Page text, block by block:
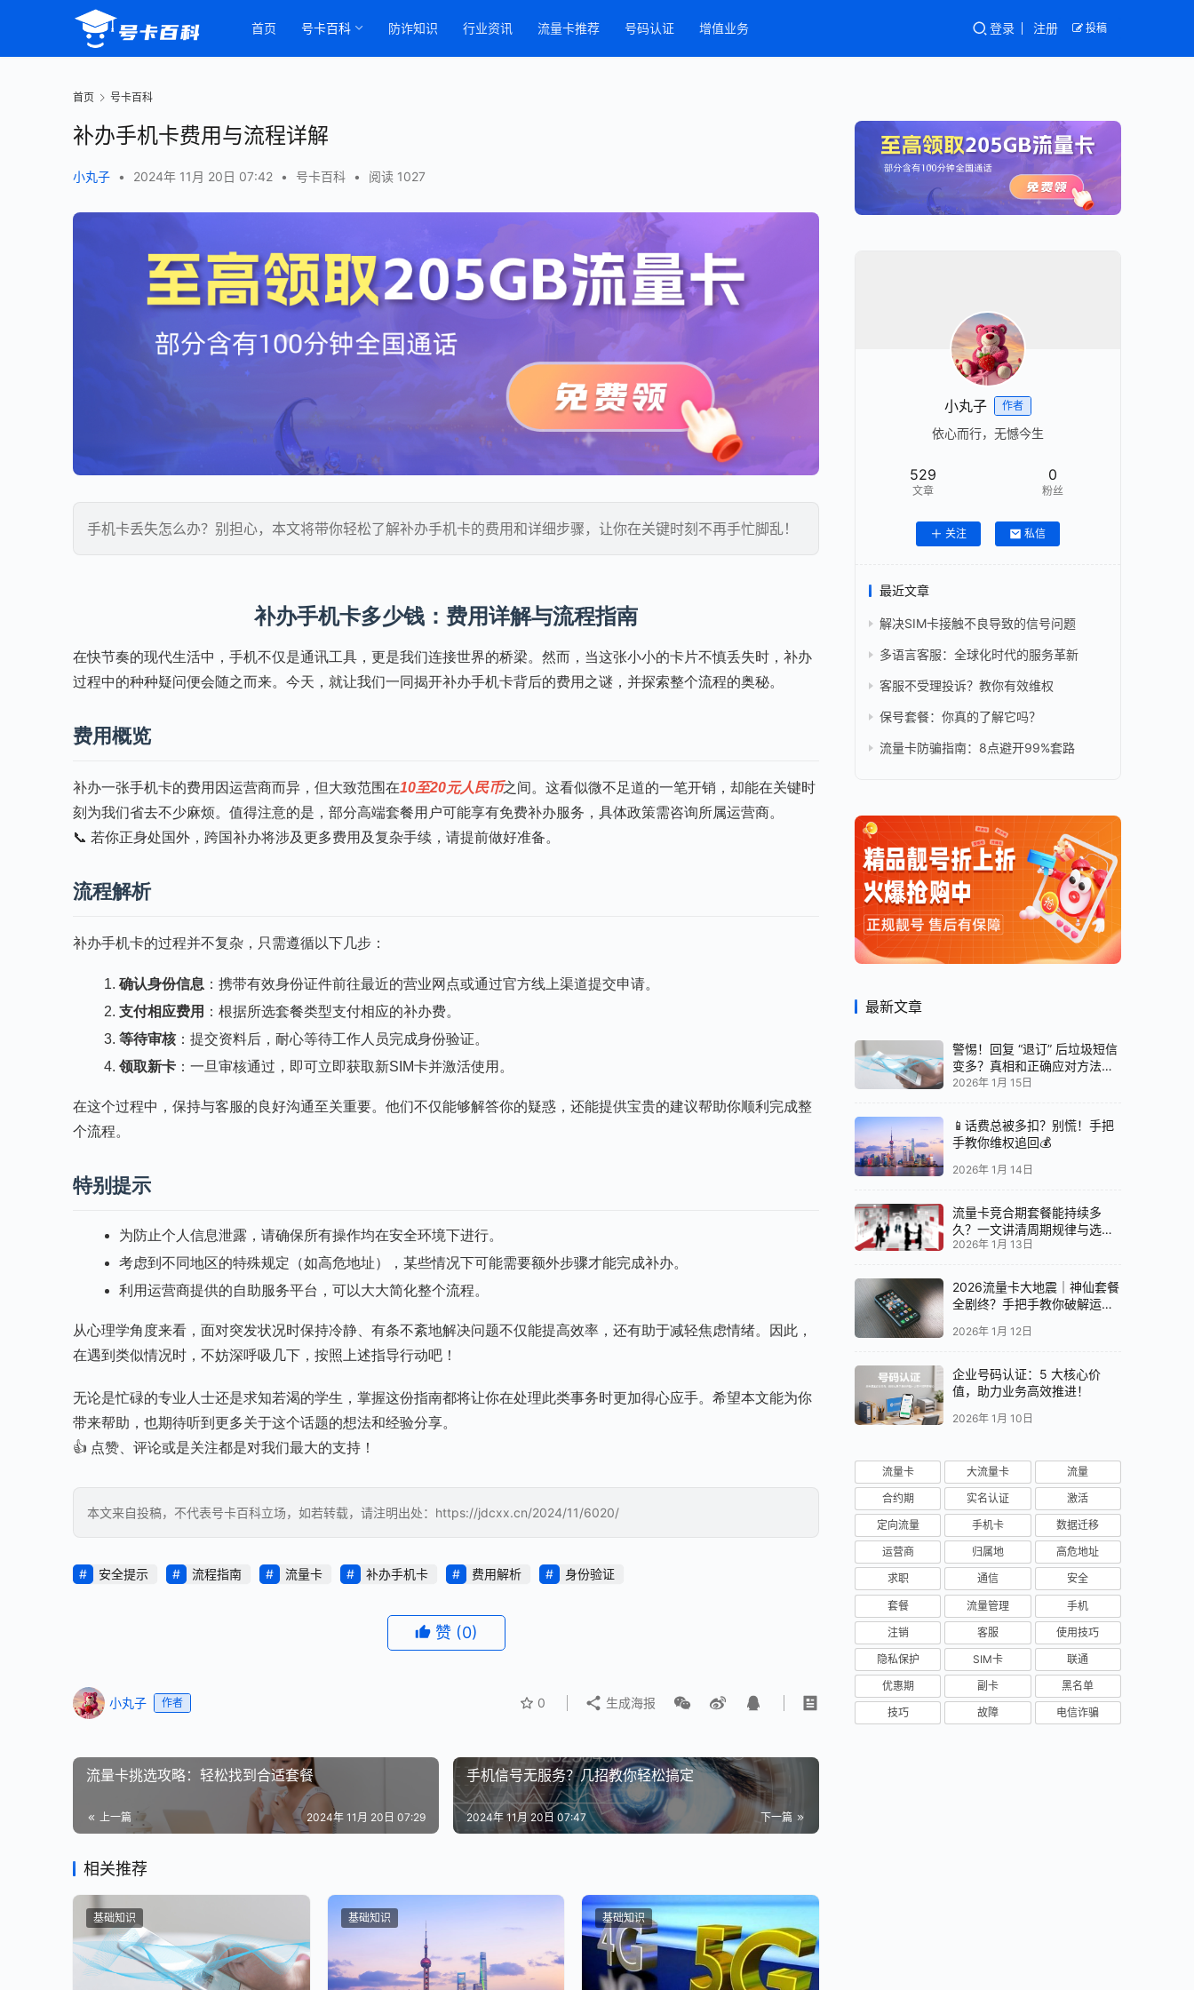
首页 号卡百科 防诈知识 行业资讯 流量卡推荐 号码认证 增值业务 登录 注册 投稿
首页 号卡百科
补办手机卡费用与流程详解
小丸子 • 2024年 11月 20日 07:42 • 号卡百科 • 阅读 1027
手机卡丢失怎么办？别担心，本文将带你轻松了解补办手机卡的费用和详细步骤，让你在关键时刻不再手忙脚乱！
补办手机卡多少钱：费用详解与流程指南
在快节奏的现代生活中，手机不仅是通讯工具，更是我们连接世界的桥梁。然而，当这张小小的卡片不慎丢失时，补办
过程中的种种疑问便会随之而来。今天，就让我们一同揭开补办手机卡背后的费用之谜，并探索整个流程的奥秘。
费用概览
补办一张手机卡的费用因运营商而异，但大致范围在10至20元人民币之间。这看似微不足道的一笔开销，却能在关键时
刻为我们省去不少麻烦。值得注意的是，部分高端套餐用户可能享有免费补办服务，具体政策需咨询所属运营商。
📞 若你正身处国外，跨国补办将涉及更多费用及复杂手续，请提前做好准备。
流程解析
补办手机卡的过程并不复杂，只需遵循以下几步：
确认身份信息 ：携带有效身份证件前往最近的营业网点或通过官方线上渠道提交申请。
支付相应费用 ：根据所选套餐类型支付相应的补办费。
等待审核：提交资料后，耐心等待工作人员完成身份验证。
领取新卡 ：一旦审核通过，即可立即获取新SIM卡并激活使用。
在这个过程中，保持与客服的良好沟通至关重要。他们不仅能够解答你的疑惑，还能提供宝贵的建议帮助你顺利完成整
个流程。
特别提示
为防止个人信息泄露，请确保所有操作均在安全环境下进行。
考虑到不同地区的特殊规定（如高危地址），某些情况下可能需要额外步骤才能完成补办。
利用运营商提供的自助服务平台，可以大大简化整个流程。
从心理学角度来看，面对突发状况时保持冷静、有条不紊地解决问题不仅能提高效率，还有助于减轻焦虑情绪。因此，
在遇到类似情况时，不妨深呼吸几下，按照上述指导行动吧！
无论是忙碌的专业人士还是求知若渴的学生，掌握这份指南都将让你在处理此类事务时更加得心应手。希望本文能为你
带来帮助，也期待听到更多关于这个话题的想法和经验分享。
👍 点赞、评论或是关注都是对我们最大的支持！
本文来自投稿，不代表号卡百科立场，如若转载，请注明出处：https://jdcxx.cn/2024/11/6020/
安全提示 流程指南 流量卡 补办手机卡 费用解析 身份验证
赞 (0)
小丸子 作者 0 生成海报
流量卡挑选攻略：轻松找到合适套餐
上一篇 2024年 11月 20日 07:29
手机信号无服务？几招教你轻松搞定
下一篇
2024年 11月 20日 07:47
相关推荐
基础知识 基础知识 基础知识
小丸子 作者
依心而行，无憾今生
529
文章
0
粉丝
关注 私信
最近文章
解决SIM卡接触不良导致的信号问题
多语言客服：全球化时代的服务革新
客服不受理投诉？教你有效维权
保号套餐：你真的了解它吗？
流量卡防骗指南：8点避开99%套路
最新文章
警惕！回复 “退订” 后垃圾短信
变多？真相和正确应对方法都
在这
2026年 1月 15日
📱话费总被多扣？别慌！手把
手教你维权追回💰
2026年 1月 14日
流量卡竞合期套餐能持续多
久？一文讲清周期规律与选卡
时机
2026年 1月 13日
2026流量卡大地震｜神仙套餐
全剧终？手把手教你破解运营
2026年 1月 12日
企业号码认证：5 大核心价
值，助力业务高效推进！
2026年 1月 10日
流量卡 大流量卡 流量
合约期 实名认证 激活
定向流量 手机卡 数据迁移
运营商 归属地 高危地址
求职 通信 安全
套餐 流量管理 手机
注销 客服 使用技巧
隐私保护 SIM卡 联通
优惠期 副卡 黑名单
技巧 故障 电信诈骗